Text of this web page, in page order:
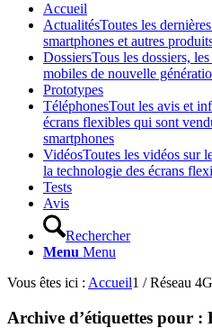
Accueil
ActualitésToutes les
smartphones et autres
DossiersTous les dossiers,
mobiles de nouvelle
Prototypes
TéléphonesTout les avis et
écrans flexibles qui sont
smartphones
VidéosToutes les vidéos sur
la technologie des écrans
Tests
Avis
Rechercher
Menu Menu
Vous êtes ici : Accueil1 / Réseau 4G
Archive d’étiquettes pour :